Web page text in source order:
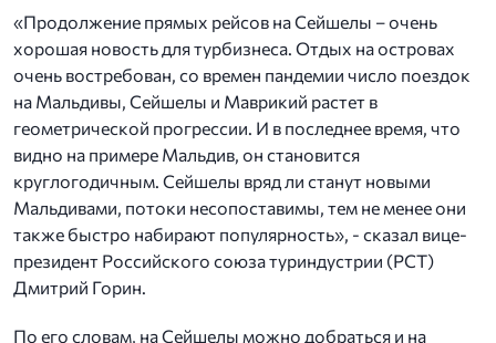
«Продолжение прямых рейсов на Сейшелы – очень
хорошая новость для турбизнеса. Отдых на островах
очень востребован, со времен пандемии число поездок
на Мальдивы, Сейшелы и Маврикий растет в
геометрической прогрессии. И в последнее время, что
видно на примере Мальдив, он становится
круглогодичным. Сейшелы вряд ли станут новыми
Мальдивами, потоки несопоставимы, тем не менее они
также быстро набирают популярность», - сказал вице-
президент Российского союза туриндустрии (РСТ)
Дмитрий Горин.
По его словам, на Сейшелы можно добраться и на